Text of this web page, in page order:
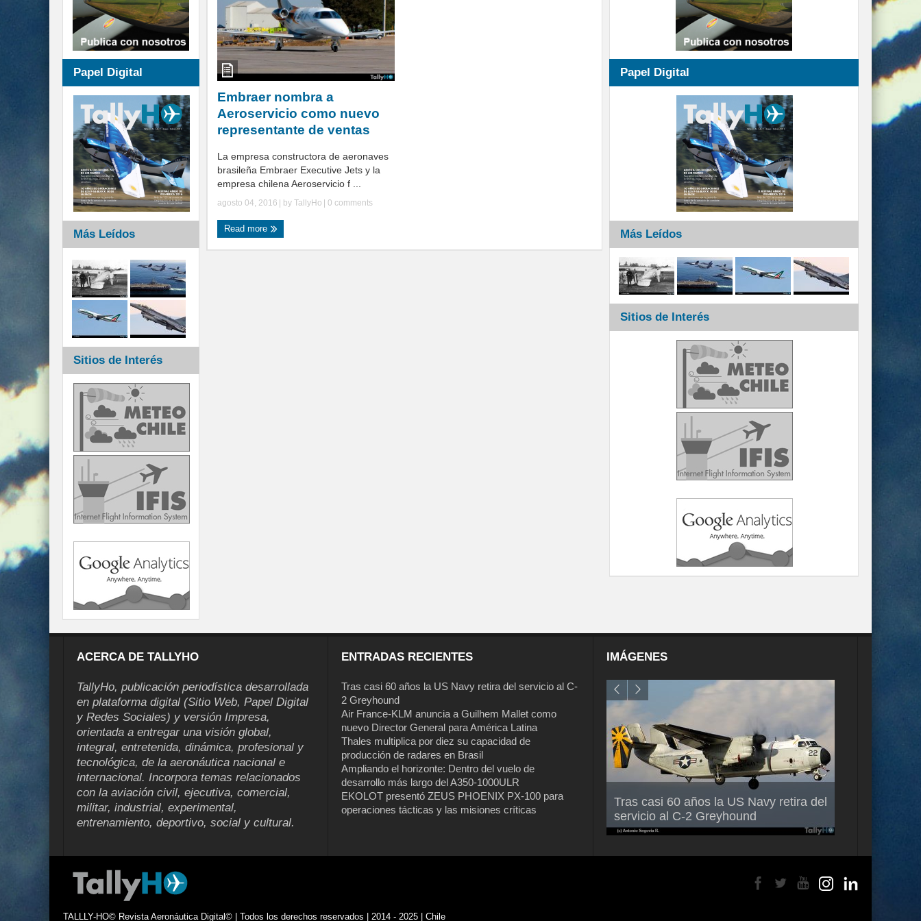
Embraer nombra a
Aeroservicio como nuevo
representante de ventas
La empresa constructora de aeronaves
brasileña Embraer Executive Jets y la
empresa chilena Aeroservicio f ...
agosto 04, 2016 | by TallyHo 0 comments
Read more
Papel Digital
Más Leídos
Sitios de Interés
Papel Digital
Más Leídos
Sitios de Interés
ACERCA DE TALLYHO
TallyHo, publicación periodística desarrollada
en plataforma digital (Sitio Web, Papel Digital
y Redes Sociales) y versión Impresa,
orientada a entregar una visión global,
integral, entretenida, dinámica, profesional y
tecnológica, de la aeronáutica nacional e
internacional. Incorpora temas relacionados
con la aviación civil, ejecutiva, comercial,
militar, industrial, experimental,
entrenamiento, deportivo, social y cultural.
ENTRADAS RECIENTES
Tras casi 60 años la US Navy retira del servicio al C-
2 Greyhound
Air France-KLM anuncia a Guilhem Mallet como
nuevo Director General para América Latina
Thales multiplica por diez su capacidad de
producción de radares en Brasil
Ampliando el horizonte: Dentro del vuelo de
desarrollo más largo del A350-1000ULR
EKOLOT presentó ZEUS PHOENIX PX-100 para
operaciones tácticas y las misiones críticas
IMÁGENES
Tras casi 60 años la US Navy retira del
servicio al C-2 Greyhound
Air France-KLM anuncia a Guilhem
Mallet como nuevo Director General
para América Latina
TALLLY-HO© Revista Aeronáutica Digital© | Todos los derechos reservados | 2014 - 2025 | Chile